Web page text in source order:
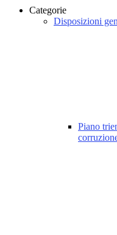
Categorie
Disposizioni
Piano